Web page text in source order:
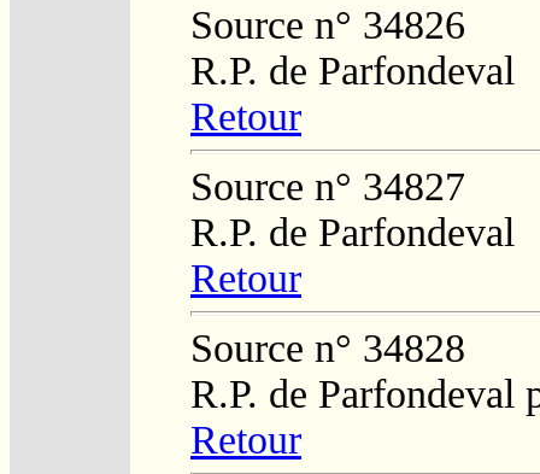
Source n° 34826
R.P. de Parfondeval
Retour
Source n° 34827
R.P. de Parfondeval
Retour
Source n° 34828
R.P. de Parfondeval
Retour